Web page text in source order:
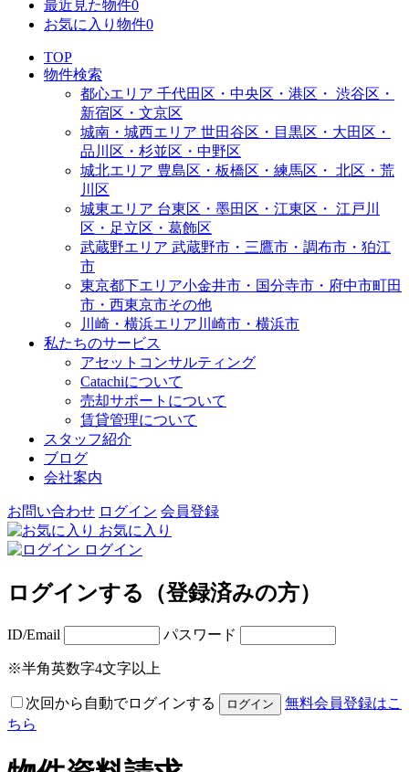
最近見た物件0
お気に入り物件0
TOP
物件検索
都心エリア 千代田区・中央区・港区・ 渋谷区・
新宿区・文京区
城南・城西エリア 世田谷区・目黒区・大田区・
品川区・杉並区・中野区
城北エリア 豊島区・板橋区・練馬区・ 北区・荒
川区
城東エリア 台東区・墨田区・江東区・ 江戸川
区・足立区・葛飾区
武蔵野エリア 武蔵野市・三鷹市・調布市・ 狛江
市
東京都下エリア小金井市・国分寺市・府中市町田
市・西東京市その他
川崎・横浜エリア 川崎市・横浜市
私たちのサービス
アセットコンサルティング
Catachiについて
売却サポートについて
賃貸管理について
スタッフ紹介
ブログ
会社案内
お問い合わせ ログイン 会員登録
お気に入り
ログイン
ログインする（登録済みの方）
ID/Email パスワード
※半角英数字4文字以上
次回から自動でログインする
無料会員登録はこ
ちら